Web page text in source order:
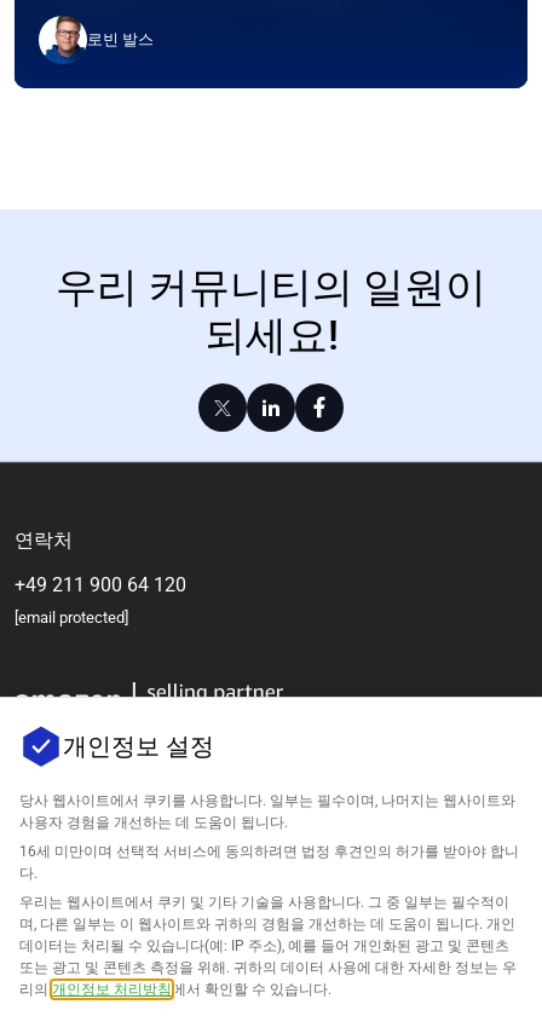
로빈 발스
우리 커뮤니티의 일원이
되세요!
연락처
+49 211 900 64 120
[email protected]
회사
지원
아마존을 위한 솔루션
개인정보 설정
당사 웹사이트에서 쿠키를 사용합니다. 일부는 필수이며, 나머지는 웹사이트와
사용자 경험을 개선하는 데 도움이 됩니다.
16세 미만이며 선택적 서비스에 동의하려면 법정 후견인의 허가를 받아야 합니
다.
우리는 웹사이트에서 쿠키 및 기타 기술을 사용합니다. 그 중 일부는 필수적이
며, 다른 일부는 이 웹사이트와 귀하의 경험을 개선하는 데 도움이 됩니다. 개인
데이터는 처리될 수 있습니다(예: IP 주소), 예를 들어 개인화된 광고 및 콘텐츠
또는 광고 및 콘텐츠 측정을 위해. 귀하의 데이터 사용에 대한 자세한 정보는 우
리의 개인정보 처리방침 에서 확인할 수 있습니다.